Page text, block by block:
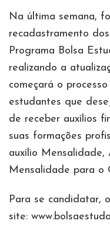
Na última semana,
recadastramento
Programa Bolsa
realizando a
começará o
estudantes que
de receber auxílios
suas formações
auxílio Mensalidade,
Mensalidade para o
Para se candidatar,
site: